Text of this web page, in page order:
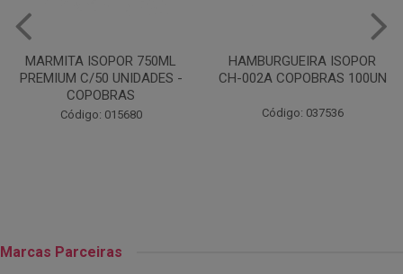
HAMBURGUEIRA ISOPOR
CH-002A COPOBRAS 100UN
Código: 037536
CAIXA PARDA PIZZA N30
OITAVADA BALUARTE C/10
Código: 001124
Marcas Parceiras